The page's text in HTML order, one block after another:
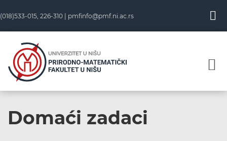
to
content
(018)533-015, 226-310 | pmfinfo@pmf.ni.ac.rs
Domaći zadaci